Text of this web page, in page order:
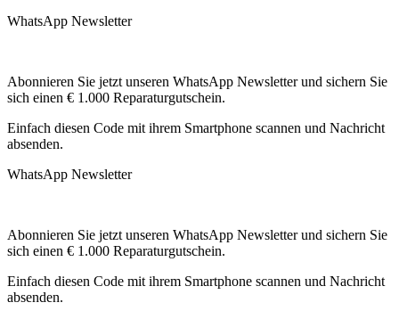
WhatsApp Newsletter
Abonnieren Sie jetzt unseren WhatsApp Newsletter und sichern Sie
sich einen € 1.000 Reparaturgutschein.
Einfach diesen Code mit ihrem Smartphone scannen und Nachricht
absenden.
WhatsApp Newsletter
Abonnieren Sie jetzt unseren WhatsApp Newsletter und sichern Sie
sich einen € 1.000 Reparaturgutschein.
Einfach diesen Code mit ihrem Smartphone scannen und Nachricht
absenden.